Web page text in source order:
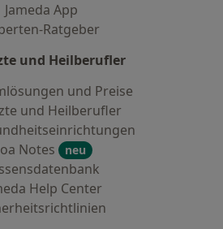
Jameda App
Ratgeber
und Heilberufler
und Preise
und Heilberufler
Notes
neu
Help Center